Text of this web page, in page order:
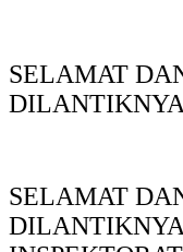
SELAMAT
SELAMAT